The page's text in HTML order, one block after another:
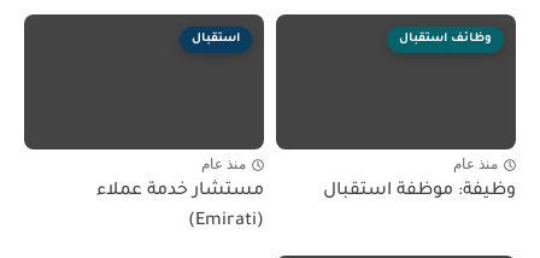
وظائف استقبال
منذ عام
وظيفة: موظفة استقبال
استقبال
منذ عام
مستشار خدمة عملاء
(Emirati)